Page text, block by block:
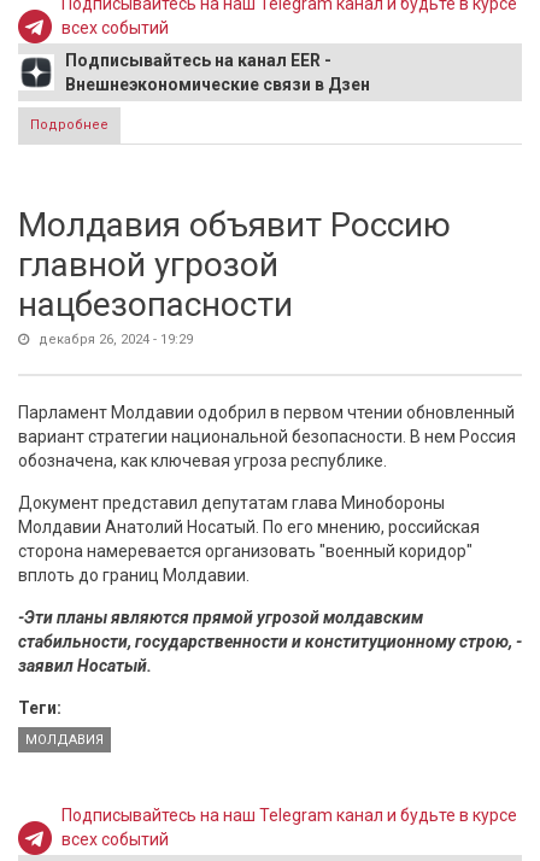
всех событий
Подписывайтесь на канал EER -
Внешнеэкономические связи в Дзен
Подробнее
удара Израиля
Молдавия объявит Россию
главной угрозой
нацбезопасности
декабря 26, 2024 - 19:29
Парламент Молдавии одобрил в первом чтении обновленный
вариант стратегии национальной безопасности. В нем Россия
обозначена, как ключевая угроза республике.
Документ представил депутатам глава Минобороны
Молдавии Анатолий Носатый. По его мнению, российская
сторона намеревается организовать "военный коридор"
вплоть до границ Молдавии.
-Эти планы являются прямой угрозой молдавским
стабильности, государственности и конституционному строю, -
заявил Носатый.
Теги:
МОЛДАВИЯ
Подписывайтесь на наш Telegram канал и будьте в курсе
всех событий